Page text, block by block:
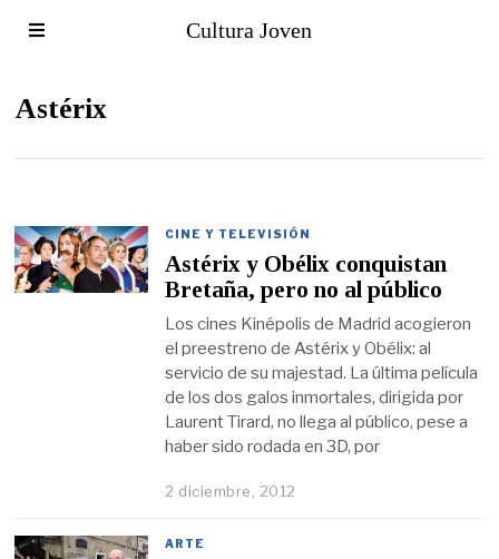
Cultura Joven
Astérix
CINE Y TELEVISIÓN
Astérix y Obélix conquistan
Bretaña, pero no al público
Los cines Kinépolis de Madrid acogieron
el preestreno de Astérix y Obélix: al
servicio de su majestad. La última película
de los dos galos inmortales, dirigida por
Laurent Tirard, no llega al público, pese a
haber sido rodada en 3D, por
2 diciembre, 2012
ARTE